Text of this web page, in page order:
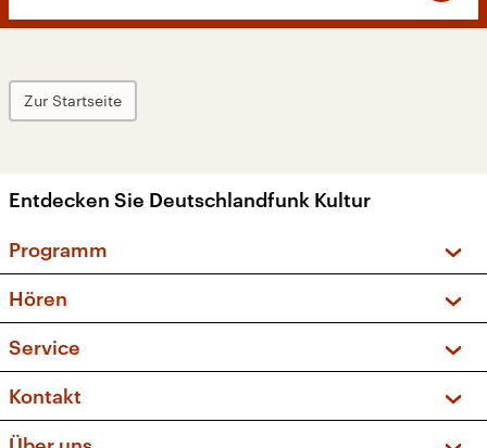
Zur Startseite
Entdecken Sie Deutschlandfunk Kultur
Programm
Sendungen und Podcasts
Musikliste
Kakadu – Das Kinderprogramm
Hören
Frequenzen (UKW + DAB+)
Service
FAQ
Apps
Kontakt